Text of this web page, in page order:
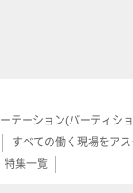
テーション(パーティシ
すべての働く現場をア
特集一覧